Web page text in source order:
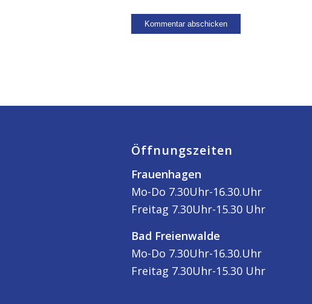
Öffnungszeiten
Frauenhagen
Mo-Do 7.30Uhr-16.30.Uhr
Freitag 7.30Uhr-15.30 Uhr
Bad Freienwalde
Mo-Do 7.30Uhr-16.30.Uhr
Freitag 7.30Uhr-15.30 Uhr